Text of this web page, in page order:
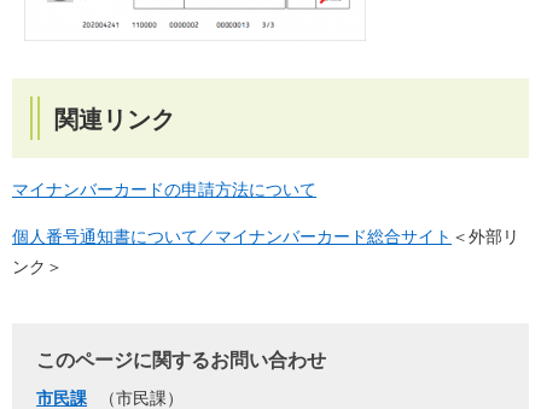
関連リンク
マイナンバーカードの申請方法について
個人番号通知書について／マイナンバーカード総合サイト ＜外部リ
ンク＞
このページに関するお問い合わせ
市民課
市民課